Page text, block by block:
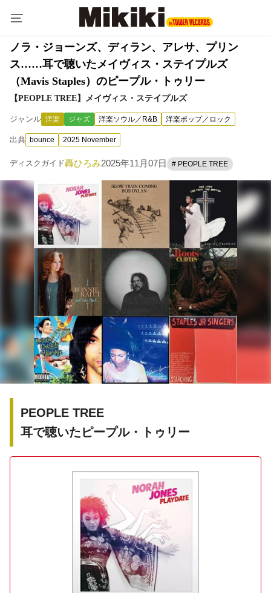
ノラ・ジョーンズ、ディラン、アレサ、プリン
ス……耳で聴いたメイヴィス・ステイプルズ
（Mavis Staples）のピープル・トゥリー
【PEOPLE TREE】メイヴィス・ステイプルズ
ジャンル 洋楽 ジャズ 洋楽ソウル／R&B 洋楽ポップ／ロック
出典 bounce 2025 November
ディスクガイド轟ひろみ2025年11月07日 # PEOPLE TREE
PEOPLE TREE
耳で聴いたピープル・トゥリー